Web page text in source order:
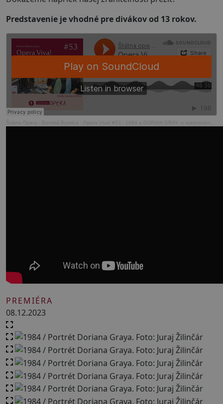
Predstavenie je vhodné pre divákov od 13 rokov.
Štátna Opera - Banská Bystrica Opera Viva! #53 - 1984 a DORIAN GRAY: o svetoznámych románoch s doc. Janou Javorčíkovou
PREMIÉRA
08.12.2023